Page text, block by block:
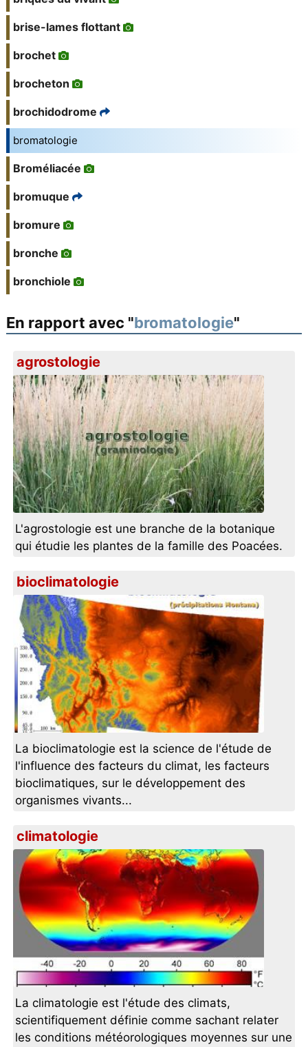
brise-lames flottant
brochet
brocheton
brochidodrome
bromatologie
Broméliacée
bromuque
bromure
bronche
bronchiole
En rapport avec "bromatologie"
agrostologie
L'agrostologie est une branche de la botanique
qui étudie les plantes de la famille des Poacées.
bioclimatologie
La bioclimatologie est la science de l'étude de
l'influence des facteurs du climat, les facteurs
bioclimatiques, sur le développement des
organismes vivants...
climatologie
La climatologie est l'étude des climats,
scientifiquement définie comme sachant relater
les conditions météorologiques moyennes sur une